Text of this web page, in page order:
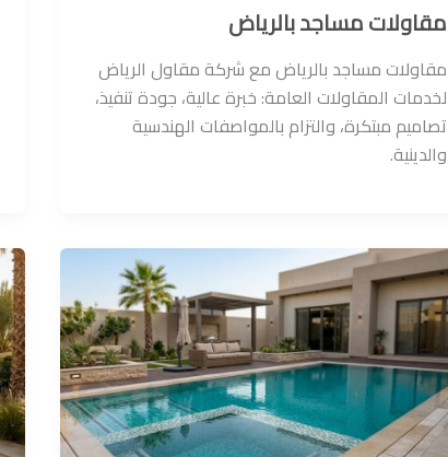
مقاولات مساجد بالرياض
مقاولات مساجد بالرياض مع شركة مقاول الرياض
لخدمات المقاولات العامة: خبرة عالية، جودة تنفيذ،
تصاميم مبتكرة، والتزام بالمواصفات الهندسية
والدينية.